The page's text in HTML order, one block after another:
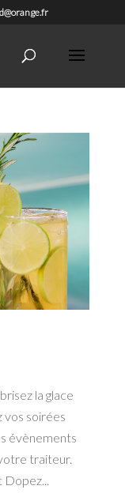
la glace
vos soirées
évènements
traiteur.
Dopez...